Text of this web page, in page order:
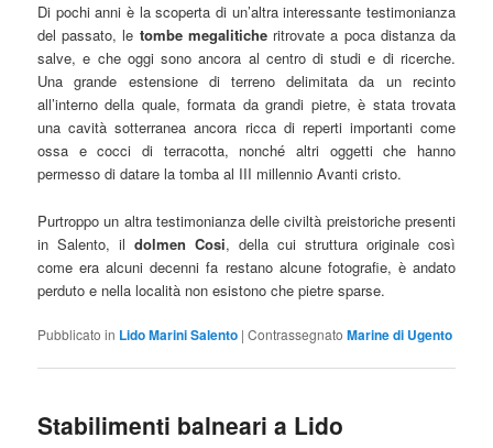
Di pochi anni è la scoperta di un’altra interessante testimonianza
del passato, le tombe megaliticheritrovate a poca distanza da
salve, e che oggi sono ancora al centro di studi e di ricerche.
Una grande estensione di terreno delimitata da un recinto
all’interno della quale, formata da grandi pietre, è stata trovata
una cavità sotterranea ancora ricca di reperti importanti come
ossa e cocci di terracotta, nonché altri oggetti che hanno
permesso di datare la tomba al III millennio Avanti cristo.
Purtroppo un altra testimonianza delle civiltà preistoriche presenti
in Salento, ildolmen Cosi, della cui struttura originale così
come era alcuni decenni fa restano alcune fotografie, è andato
perduto e nella località non esistono che pietre sparse.
Pubblicato in Lido Marini Salento |Contrassegnato Marine di Ugento
Stabilimenti balneari a Lido